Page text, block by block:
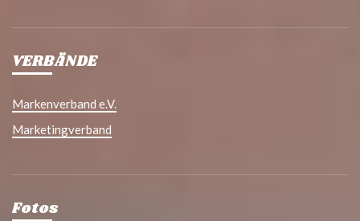
VERBÄNDE
Markenverband e.V.
Marketingverband
Fotos